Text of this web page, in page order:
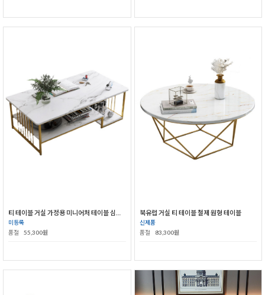
미등록
품절
55,300원
북유럽 거실 티 테이블 철제 원형 테이블
신제품
품절
83,300원